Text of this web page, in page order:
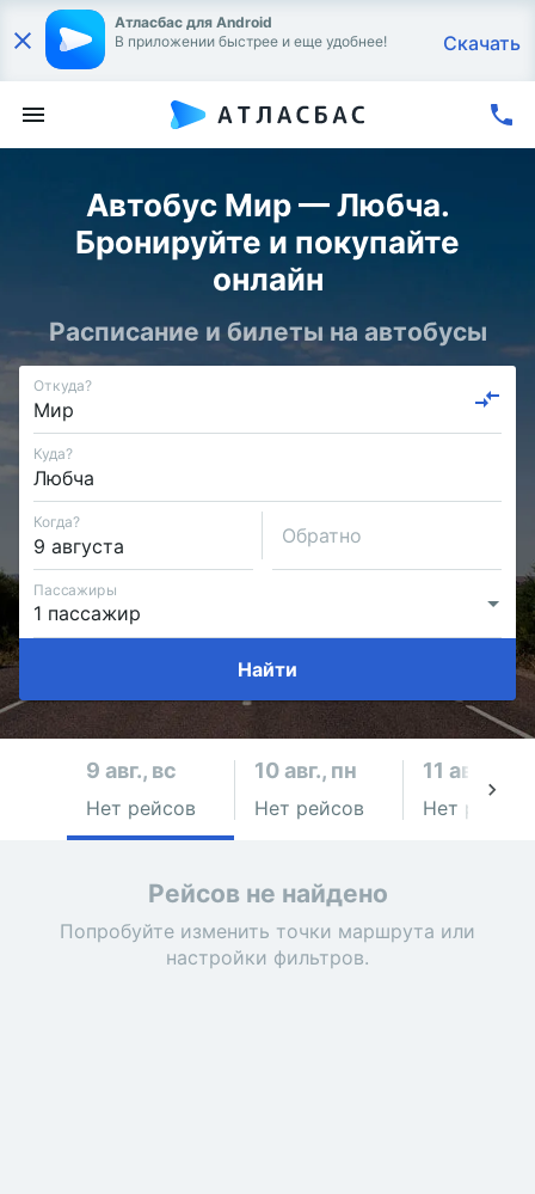
Атласбас для Android
В приложении быстрее и еще удобнее!
Скачать
Автобус Мир — Любча.
Бронируйте и покупайте
онлайн
Расписание и билеты на автобусы
Откуда?
Куда?
Когда?
Обратно
Пассажиры
Найти
9 авг., вс
Нет рейсов
10 авг., пн
Нет рейсов
11 авг., вт
Нет рейсов
Рейсов не найдено
Попробуйте изменить точки маршрута или
настройки фильтров.